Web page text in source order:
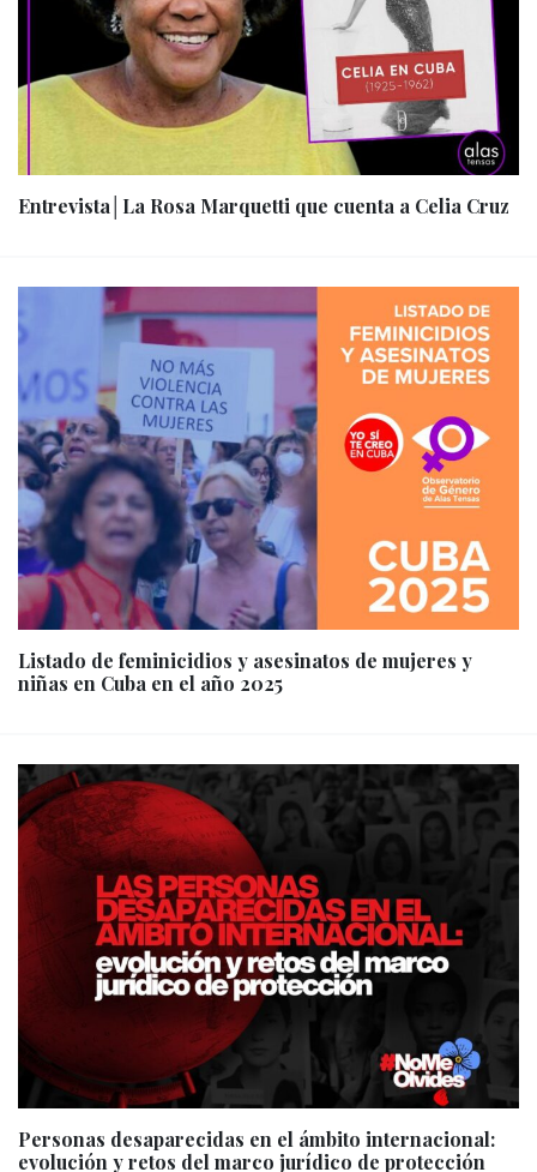
Entrevista│La Rosa Marquetti que cuenta a Celia Cruz
Listado de feminicidios y asesinatos de mujeres y
niñas en Cuba en el año 2025
Personas desaparecidas en el ámbito internacional:
evolución y retos del marco jurídico de protección